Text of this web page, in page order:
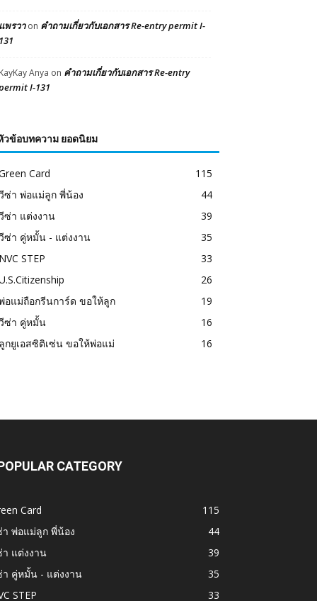
แพรวาon คำถามเกี่ยวกับเอกสาร Re-entry permit I-
131
KayKay Anya on คำถามเกี่ยวกับเอกสาร Re-entry
I-131
วข้อบทความ ยอดนิยม
Card
115
ซ่า พ่อแม่ลูก พี่น้อง
44
ซ่า แต่งงาน
39
ซ่า คู่หมั้น - แต่งงาน
35
NVC STEP
33
26
อแม่ถือกรีนการ์ด ขอให้ลูก
19
ซ่า คู่หมั้น
16
ลูกยูเอสซิติเซ่น ขอให้พ่อแม่
16
CATEGORY
Card
115
พ่อแม่ลูก พี่น้อง
44
แต่งงาน
39
คู่หมั้น - แต่งงาน
35
STEP
33